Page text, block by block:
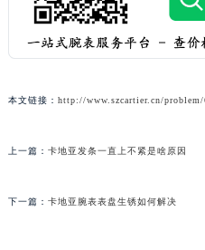
本文链接： http://www.szcartier.cn/
上一篇： 卡地亚发条一直上不紧是啥原因
下一篇： 卡地亚腕表表盘生锈如何解决